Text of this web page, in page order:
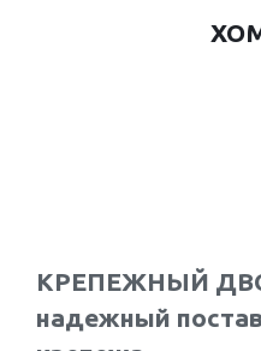
КРЕПЕЖНЫЙ
надежный